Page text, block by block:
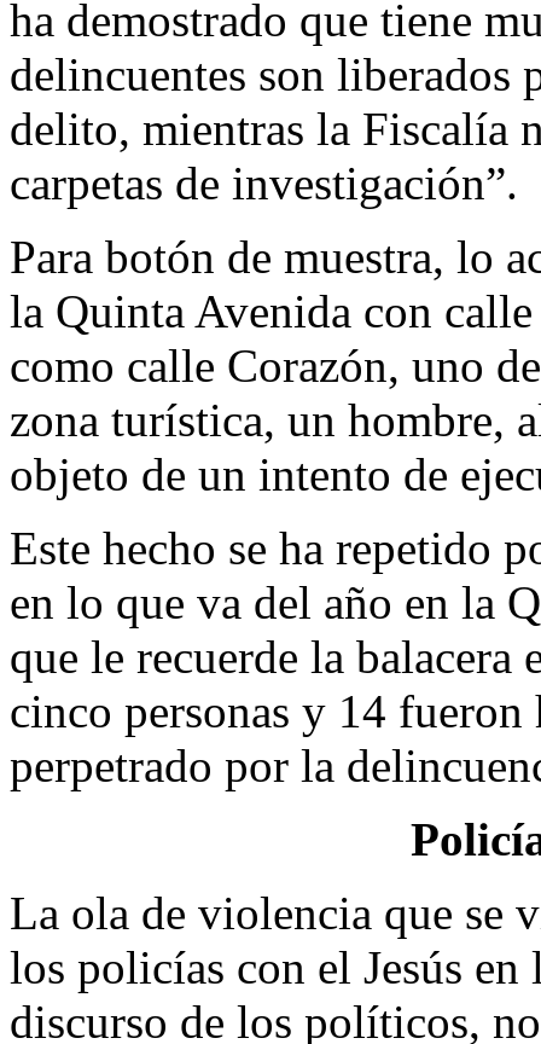
ha demostrado que tiene
delincuentes son liberados
delito, mientras la Fiscalía
carpetas de investigación”.
Para botón de muestra, lo
la Quinta Avenida con
como calle Corazón, uno
zona turística, un hombre,
objeto de un intento de
Este hecho se ha repetido
en lo que va del año en la
que le recuerde la
cinco personas y 14
perpetrado por la
La ola de violencia que se
los policías con el Jesús
discurso de los políticos,